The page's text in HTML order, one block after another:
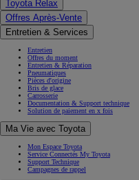
Toyota Relax
Offres Après-Vente
Entretien & Services
Entretien
Offres du moment
Entretien & Réparation
Pneumatiques
Pièces d'origine
Bris de glace
Carrosserie
Documentation & Support technique
Solution de paiement en x fois
Ma Vie avec Toyota
Mon Espace Toyota
Service Connectés My Toyota
Support Technique
Campagnes de rappel